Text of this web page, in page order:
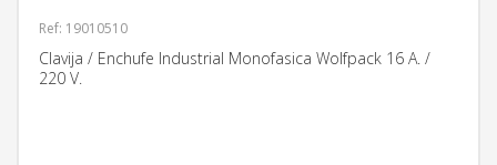
Ref: 19010510
Clavija / Enchufe Industrial Monofasica Wolfpack 16 A. /
220 V.